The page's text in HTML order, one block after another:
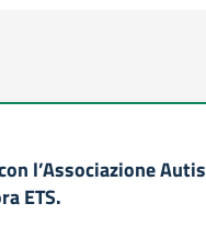
l’Associazione
ETS.